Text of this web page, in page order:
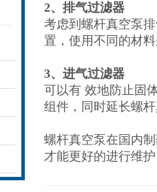
2、排气过滤器
考虑到螺杆真空泵
置，使用不同的材
3、进气过滤器
可以有 效地防止固
组件，同时延长螺
螺杆真空泵在国内
才能更好的进行维护